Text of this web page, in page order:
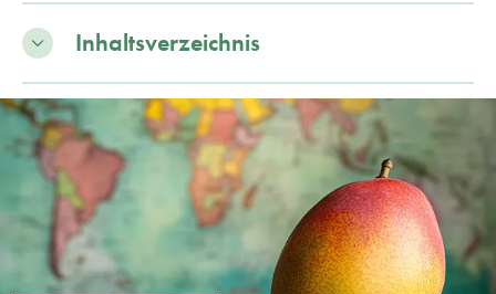
Inhaltsverzeichnis